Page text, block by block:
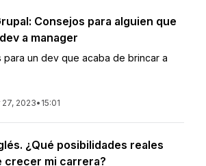
Consejos para alguien que
a manager
para un dev que acaba de brincar a
2023• 15:01
¿Qué posibilidades reales
crecer mi carrera?